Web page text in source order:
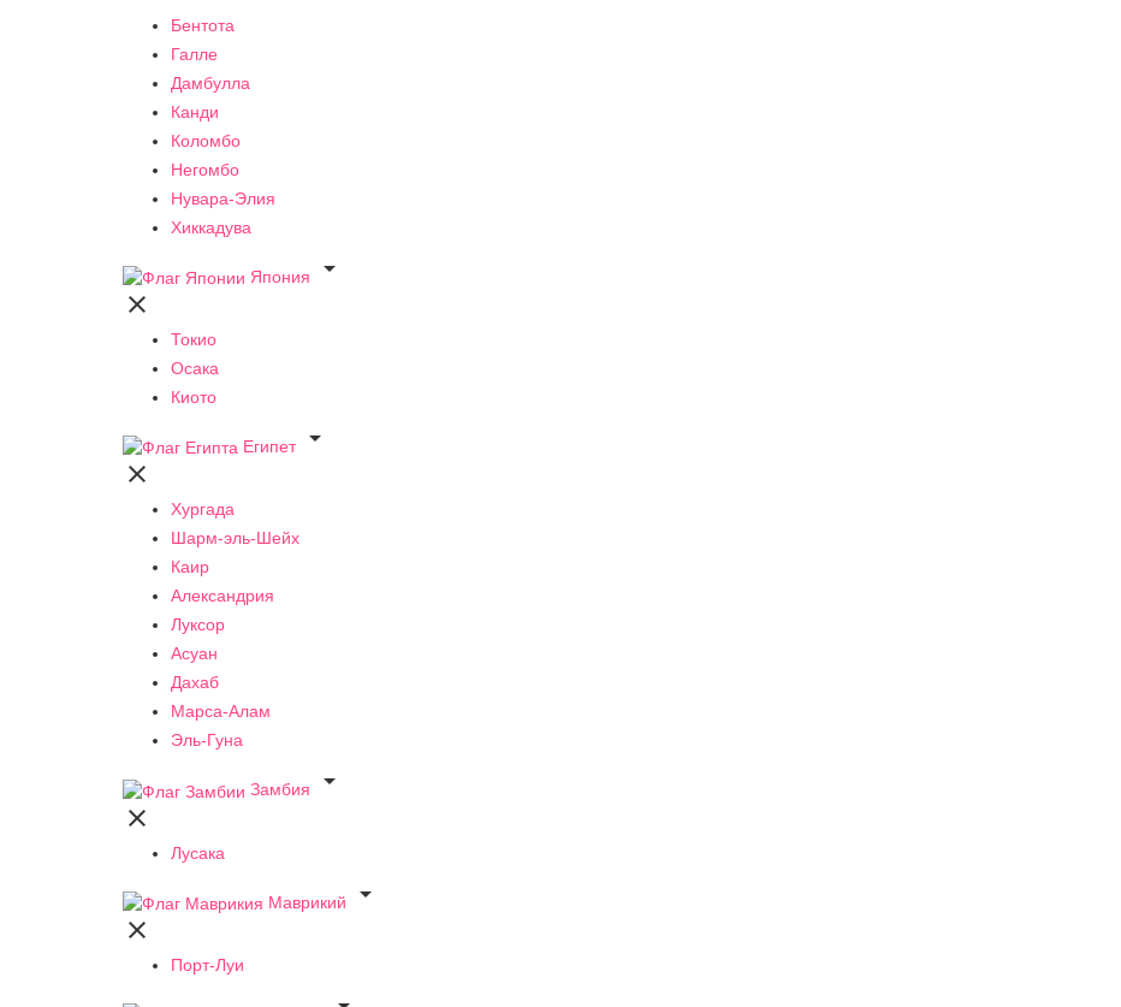
Бентота
Галле
Дамбулла
Канди
Коломбо
Негомбо
Нувара-Элия
Хиккадува
Япония


Токио
Осака
Киото
Египет


Хургада
Шарм-эль-Шейх
Каир
Александрия
Луксор
Асуан
Дахаб
Марса-Алам
Эль-Гуна
Замбия


Лусака
Маврикий


Порт-Луи